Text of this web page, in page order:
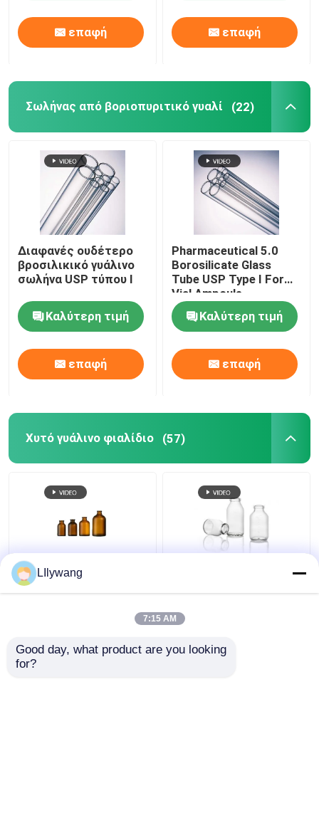
επαφή επαφή
Σωλήνας από βοριοπυριτικό γυαλί (22)
Διαφανές ουδέτερο
βροσιλικικό γυάλινο
σωλήνα USP τύπου I
Καλύτερη τιμή
επαφή
Pharmaceutical 5.0
Borosilicate Glass
Tube USP Type I For
Vial Ampoule
Καλύτερη τιμή
επαφή
Χυτό γυάλινο φιαλίδιο (57)
10ml 30ml 100ml
Amber Glass Reagent
Καλύτερη τιμή
Σχηματισμένο γυάλινο
φιαλίδιο με
επεξεργασία θείου
Καλύτερη τιμή
LIlywang
7:15 AM
Good day, what product are you looking
for?